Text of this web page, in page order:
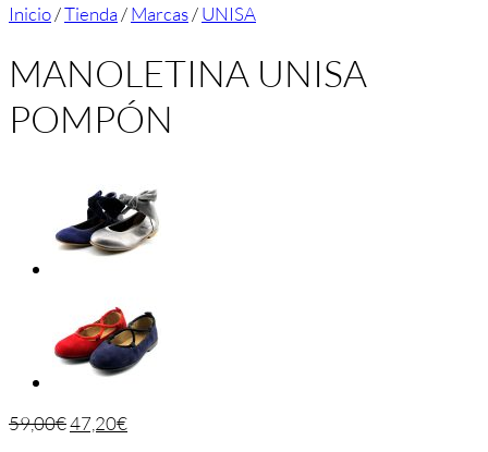
Inicio/Tienda/Marcas/UNISA
MANOLETINA UNISA
POMPÓN
59,00€47,20€